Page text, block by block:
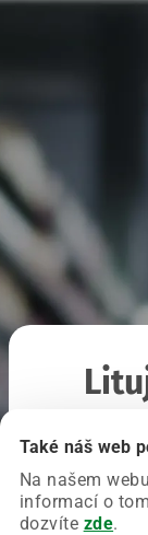
Také náš web
Na našem
informací o
dozvíte zde.
Chyba
Zkuste